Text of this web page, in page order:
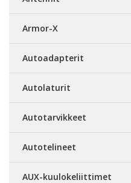
Armor-X
Autoadapterit
Autolaturit
Autotarvikkeet
Autotelineet
AUX-kuulokeliittimet